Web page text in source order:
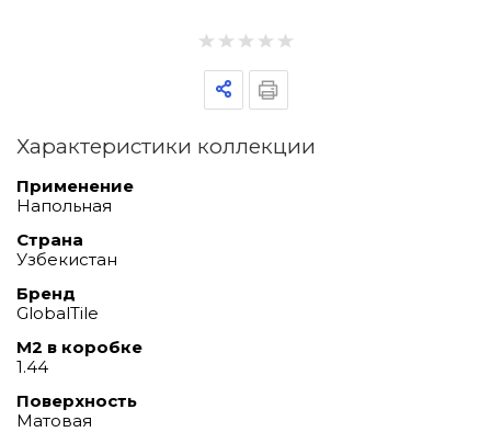
Характеристики коллекции
Применение
Напольная
Страна
Узбекистан
Бренд
GlobalTile
М2 в коробке
1.44
Поверхность
Матовая